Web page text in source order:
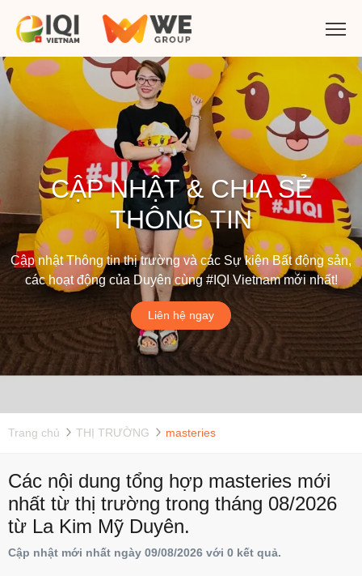
CẬP NHẬT & CHIA SẺ
THÔNG TIN
Cập nhật Thông tin thị trường và các Sự kiện Bất động sản,
các hoạt động của Duyên cùng #IQI Vietnam mới nhất!
Liên hệ ngay
Trang chủ THỊ TRƯỜNG masteries
Các nội dung tổng hợp masteries mới
nhất từ thị trường trong tháng 08/2026
từ La Kim Mỹ Duyên.
Cập nhật mới nhất ngày 09/08/2026 với 0 kết quả.